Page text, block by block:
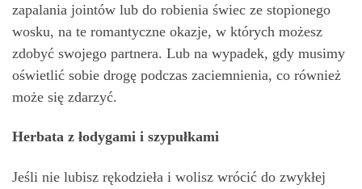
zapalania jointów lub do robienia świec ze stopionego
wosku, na te romantyczne okazje, w których możesz
zdobyć swojego partnera. Lub na wypadek, gdy musimy
oświetlić sobie drogę podczas zaciemnienia, co również
może się zdarzyć.
Herbata z łodygami i szypułkami
Jeśli nie lubisz rękodzieła i wolisz wrócić do zwykłej